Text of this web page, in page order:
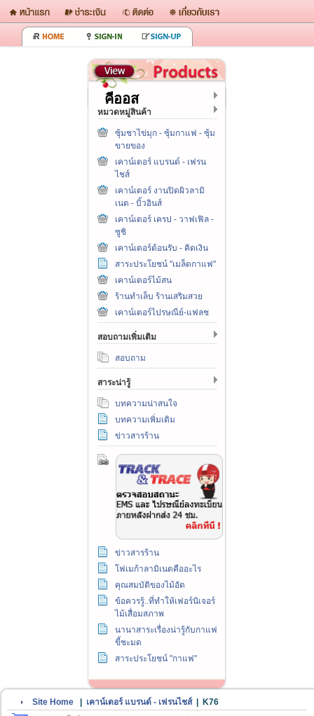
คีออส
หมวดหมู่สินค้า
ซุ้มชาไข่มุก - ซุ้มกาแฟ - ซุ้ม
ขายของ
เคาน์เตอร์ แบรนด์ - เฟรน
ไชส์
เคาน์เตอร์ งานปิดผิวลามิ
เนต - บิ้วอินส์
เคาน์เตอร์ เครป - วาฟเฟิล -
ซูชิ
เคาน์เตอร์ต้อนรับ - คิดเงิน
สาระประโยชน์ "เมล็ดกาแฟ"
เคาน์เตอร์ไม้สน
ร้านทำเล็บ ร้านเสริมสวย
เคาน์เตอร์ไปรษณีย์-แฟลช
สอบถามเพิ่มเติม
สอบถาม
สาระน่ารู้
บทความน่าสนใจ
บทความเพิ่มเติม
ข่าวสารร้าน
ข่าวสารร้าน
โฟเมก้าลามิเนตคืออะไร
คุณสมบัติของไม้อัด
ข้อควรรู้..ที่ทำให้เฟอร์นิเจอร์
ไม้เสื่อมสภาพ
นานาสาระเรื่องน่ารู้กับกาแฟ
ขี้ชะมด
สาระประโยชน์ "กาแฟ"
Site Home เคาน์เตอร์ แบรนด์ - เฟรนไชส์|
K76